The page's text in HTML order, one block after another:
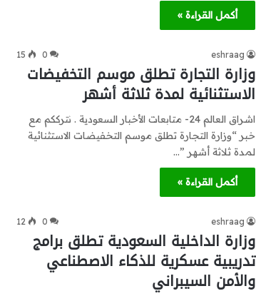
أكمل القراءة »
eshraag
0
15
وزارة التجارة تطلق موسم التخفيضات
الاستثنائية لمدة ثلاثة أشهر
اشراق العالم 24- متابعات الأخبار السعودية . نترككم مع
خبر “وزارة التجارة تطلق موسم التخفيضات الاستثنائية
لمدة ثلاثة أشهر ”…
أكمل القراءة »
eshraag
0
12
وزارة الداخلية السعودية تطلق برامج
تدريبية عسكرية للذكاء الاصطناعي
والأمن السيبراني